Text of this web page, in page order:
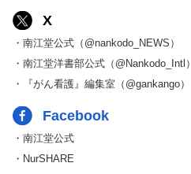
X
・南江堂公式（@nankodo_NEWS）
・南江堂洋書部公式（@Nankodo_Intl）
・『がん看護』編集室（@gankango）
Facebook
・南江堂公式
・NurSHARE